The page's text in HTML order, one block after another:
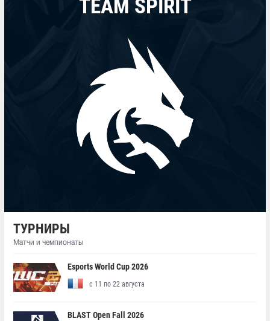
TEAM SPIRIT
ТУРНИРЫ
Матчи и чемпионаты
Esports World Cup 2026
с 11 по 22 августа
BLAST Open Fall 2026